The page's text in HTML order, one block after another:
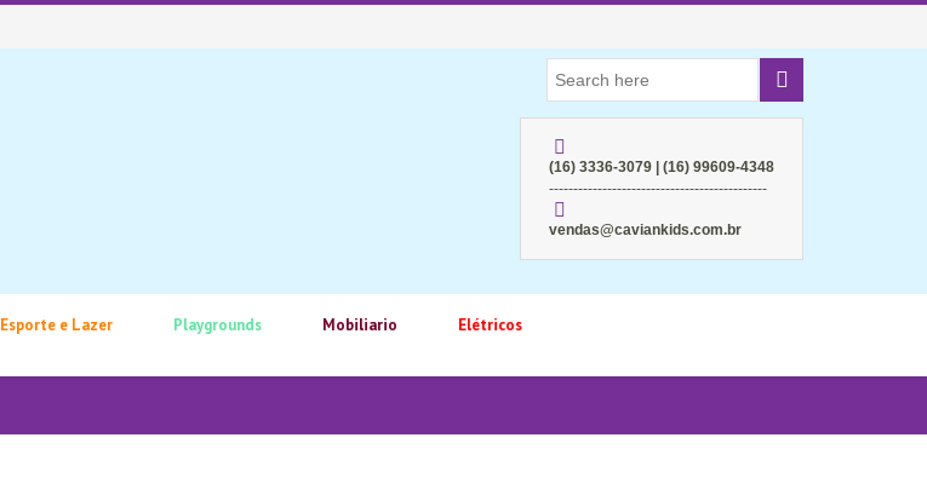
(16) 3336-3079 | (16) 99609-4348
---------------------------------------------
vendas@caviankids.com.br
Esporte e Lazer Playgrounds Mobiliario Elétricos